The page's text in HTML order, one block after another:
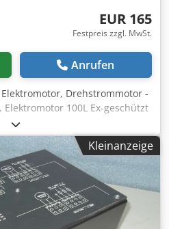
EUR 165
Festpreis zzgl. MwSt.
Anrufen
Elektromotor, Drehstrommotor -
100L Ex-geschützt
2,5 KW -Drehzahl: 1420
-Welle: Ø 28 x 60 mm -
IP54 -Abmessungen:
25 kg
Kleinanzeige